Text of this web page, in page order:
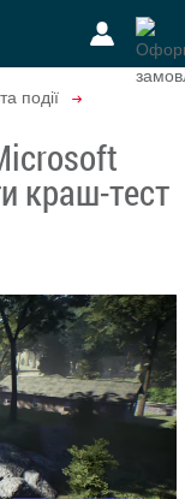
події
краш-тест